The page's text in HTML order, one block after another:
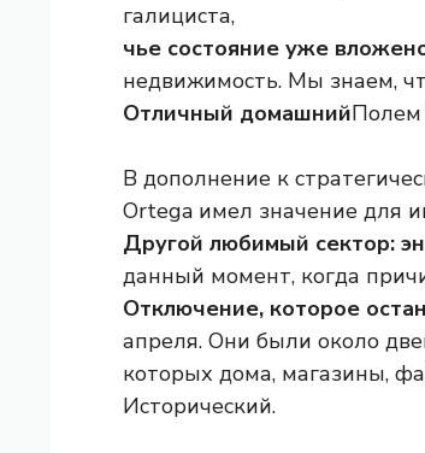
галициста,
чье состояние уже
недвижимость. Мы знаем,
Отличный домашнийПолем
В дополнение к
Ortega имел значение для
Другой любимый сектор:
данный момент, когда
Отключение, которое
апреля. Они были около
которых дома, магазины,
Исторический.